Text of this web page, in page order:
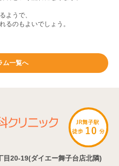
ようで、
るのもよいでしょう。
ム一覧へ
目20-19(ダイエー舞子台店北隣)